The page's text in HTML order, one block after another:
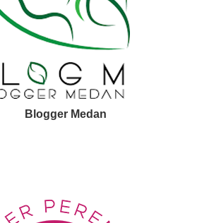
Blogger Medan